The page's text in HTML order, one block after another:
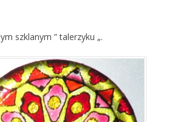
szklanym ” talerzyku „.